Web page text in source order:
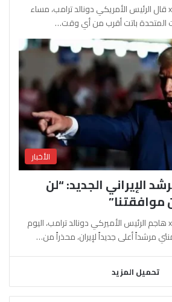
آفرين علو ـ xeber24.net قال الرئيس الأمريكي دونالد ترامب، مساء
المتحدة باتت أقرب من أي وقت…
الأخبار
الإيراني الجديد: “لن
موافقتنا”
آفرين علو ـ xeber24.net هاجم الرئيس الأميركي دونالد ترامب، اليوم
مرشداً أعلى جديداً لإيران، محذراً من…
تحميل المزيد